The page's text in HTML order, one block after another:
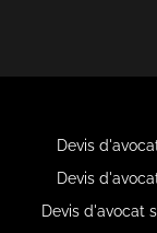
Devis
Devis
Devis d'avocat